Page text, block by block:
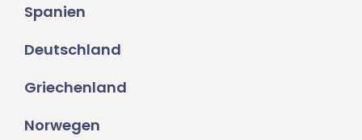
Spanien
Deutschland
Griechenland
Norwegen